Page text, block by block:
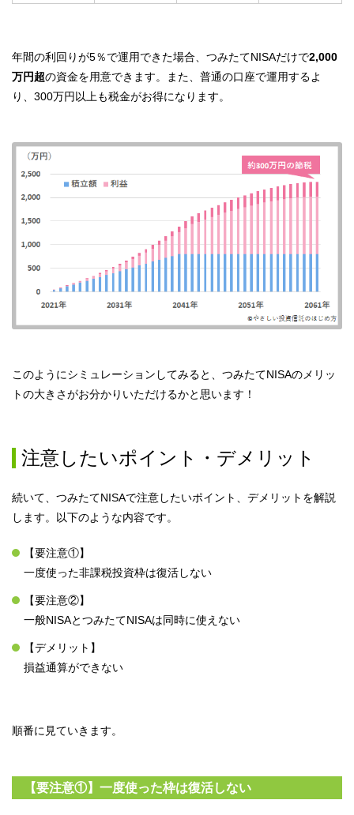
年間の利回りが5％で運用できた場合、つみたてNISAだけで2,000
万円超の資金を用意できます。また、普通の口座で運用するよ
り、300万円以上も税金がお得になります。
このようにシミュレーションしてみると、つみたてNISAのメリッ
トの大きさがお分かりいただけるかと思います！
注意したいポイント・デメリット
続いて、つみたてNISAで注意したいポイント、デメリットを解説
します。以下のような内容です。
【要注意①】
一度使った非課税投資枠は復活しない
【要注意②】
一般NISAとつみたてNISAは同時に使えない
【デメリット】
損益通算ができない
順番に見ていきます。
【要注意①】一度使った枠は復活しない